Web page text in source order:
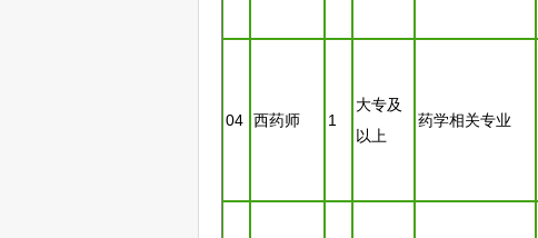
04 西药师 1
大专及
以上
药学相关专业